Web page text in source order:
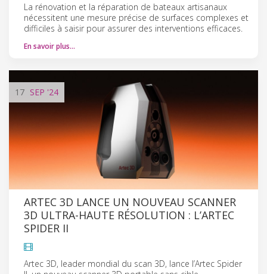
La rénovation et la réparation de bateaux artisanaux
nécessitent une mesure précise de surfaces complexes et
difficiles à saisir pour assurer des interventions efficaces.
En savoir plus…
17 SEP '24
ARTEC 3D LANCE UN NOUVEAU SCANNER
3D ULTRA-HAUTE RÉSOLUTION : L’ARTEC
SPIDER II
Artec 3D, leader mondial du scan 3D, lance l’Artec Spider